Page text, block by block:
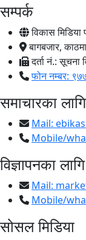
सम्पर्क
विकास मिडिया
बागबजार,
दर्ता नं.: सूचना
फोन नम्बर:
समाचारका लागि
Mail:
Mobile/
विज्ञापनका लागि
Mail:
Mobile/
सोसल मिडिया